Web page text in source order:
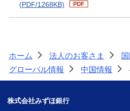
(PDF/1268KB)
ホーム > 法人のお客さま >
グローバル情報
> 中国情報 >
株式会社みずほ銀行